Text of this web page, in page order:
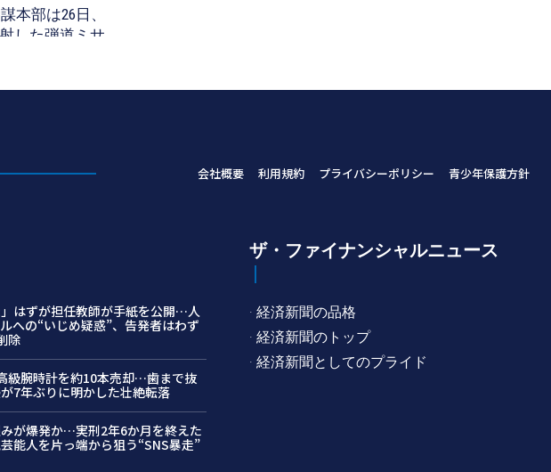
本部は26日、
した弾道ミサ
会社概要 利用規約 プライバシーポリシー 青少年保護方針
」はずが担任教師が手紙を公開…人
への“いじめ疑惑”、告発者はわず
除
級腕時計を約10本売却…歯まで抜
7年ぶりに明かした壮絶転落
が爆発か…実刑2年6か月を終えた
能人を片っ端から狙う“SNS暴走”
ザ・ファイナンシャルニュース
· 経済新聞の品格
· 経済新聞のトップ
· 経済新聞としてのプライド